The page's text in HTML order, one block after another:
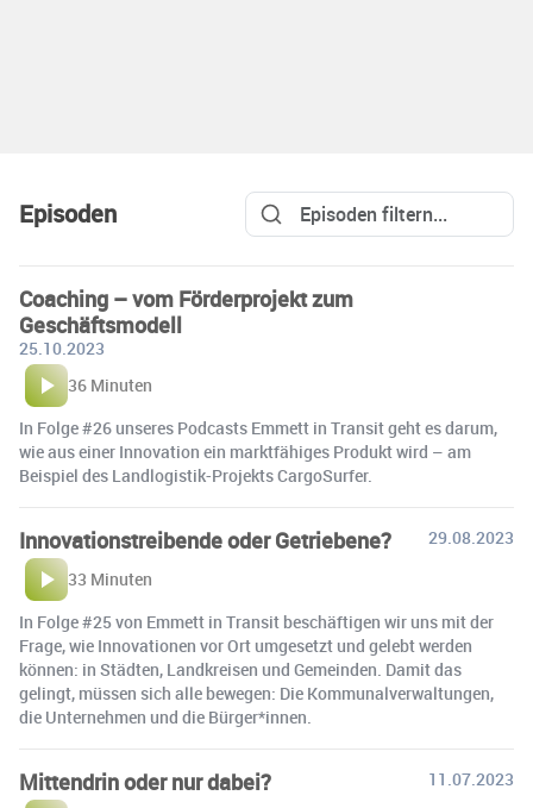
Episoden
Coaching – vom Förderprojekt zum
Geschäftsmodell
25.10.2023
36 Minuten
In Folge #26 unseres Podcasts Emmett in Transit geht es darum,
wie aus einer Innovation ein marktfähiges Produkt wird – am
Beispiel des Landlogistik-Projekts CargoSurfer.
Innovationstreibende oder Getriebene?
29.08.2023
33 Minuten
In Folge #25 von Emmett in Transit beschäftigen wir uns mit der
Frage, wie Innovationen vor Ort umgesetzt und gelebt werden
können: in Städten, Landkreisen und Gemeinden. Damit das
gelingt, müssen sich alle bewegen: Die Kommunalverwaltungen,
die Unternehmen und die Bürger*innen.
Mittendrin oder nur dabei?
11.07.2023